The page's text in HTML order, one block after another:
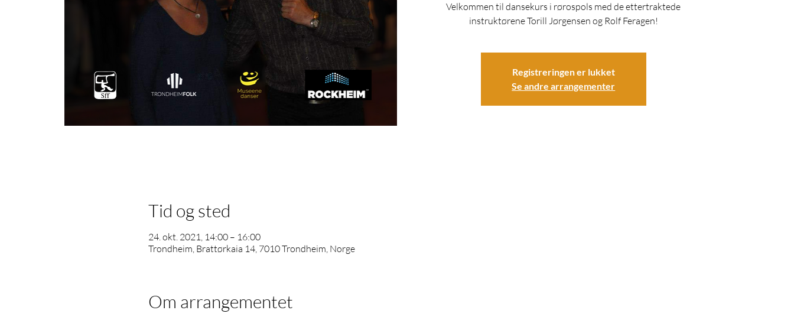
Velkommen til dansekurs i rørospols med de ettertraktede
instruktørene Torill Jørgensen og Rolf Feragen!
Registreringen er lukket
Se andre arrangementer
Tid og sted
24. okt. 2021, 14:00 – 16:00
Trondheim, Brattørkaia 14, 7010 Trondheim, Norge
Om arrangementet